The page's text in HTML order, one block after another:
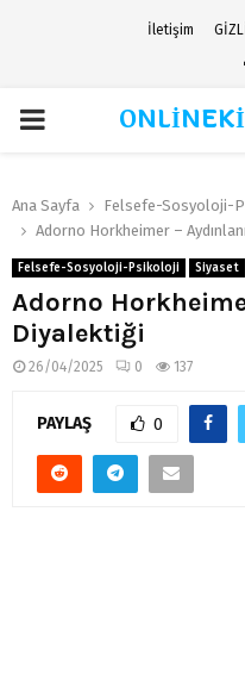
İletişim
PRIMARY
Ana Sayfa
Felsefe-Sosyoloji-
Adorno Horkheimer –
Felsefe-Sosyoloji-Psikoloji Siyaset
Adorno
Diyalektiği
26/04/2025 0 137
PAYLAŞ 0